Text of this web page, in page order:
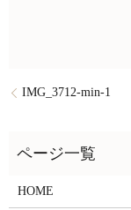
IMG_3712-min-1
HOME